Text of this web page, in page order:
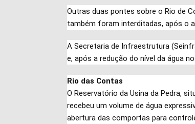
Outras duas pontes sobre o Rio de
também foram interditadas, após o
A Secretaria de Infraestrutura
e, após a redução do nível da água
Rio das Contas
O Reservatório da Usina da Pedra,
recebeu um volume de água
abertura das comportas para